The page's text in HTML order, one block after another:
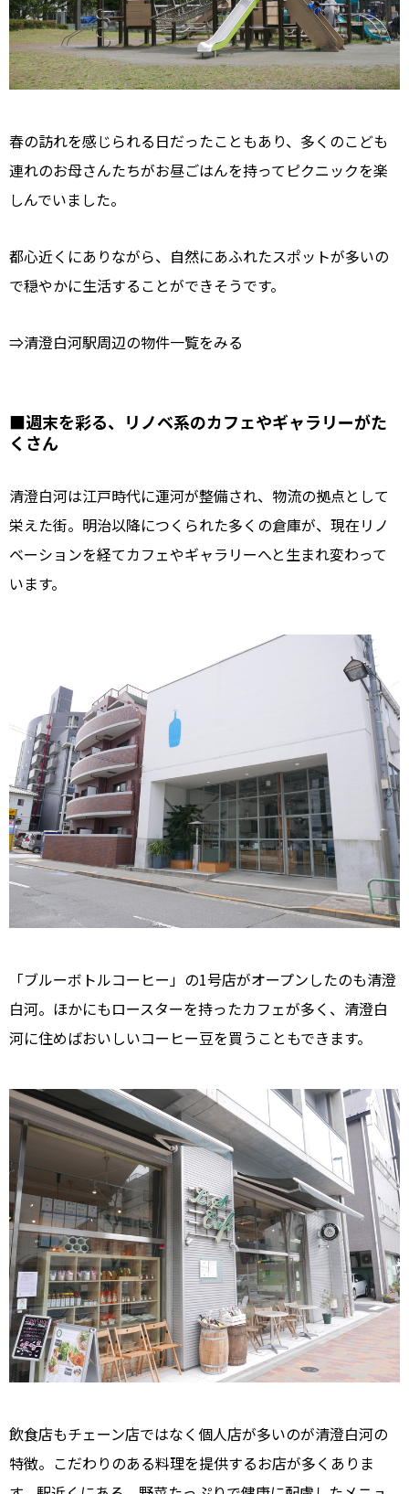
春の訪れを感じられる日だったこともあり、多くのこども
連れのお母さんたちがお昼ごはんを持ってピクニックを楽
しんでいました。
都心近くにありながら、自然にあふれたスポットが多いの
で穏やかに生活することができそうです。
⇒清澄白河駅周辺の物件一覧をみる
■週末を彩る、リノベ系のカフェやギャラリーがた
くさん
清澄白河は江戸時代に運河が整備され、物流の拠点として
栄えた街。明治以降につくられた多くの倉庫が、現在リノ
ベーションを経てカフェやギャラリーへと生まれ変わって
います。
「ブルーボトルコーヒー」の1号店がオープンしたのも清澄
白河。ほかにもロースターを持ったカフェが多く、清澄白
河に住めばおいしいコーヒー豆を買うこともできます。
飲食店もチェーン店ではなく個人店が多いのが清澄白河の
特徴。こだわりのある料理を提供するお店が多くありま